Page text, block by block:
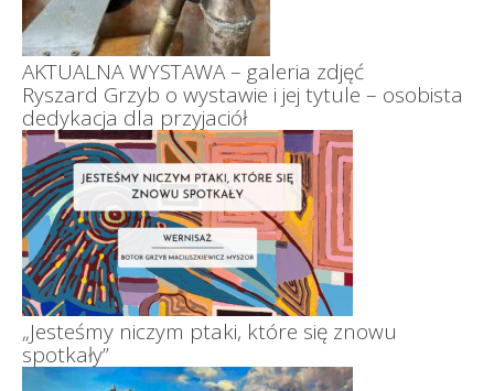
AKTUALNA WYSTAWA – galeria zdjęć
Ryszard Grzyb o wystawie i jej tytule – osobista
dedykacja dla przyjaciół
„Jesteśmy niczym ptaki, które się znowu
spotkały”